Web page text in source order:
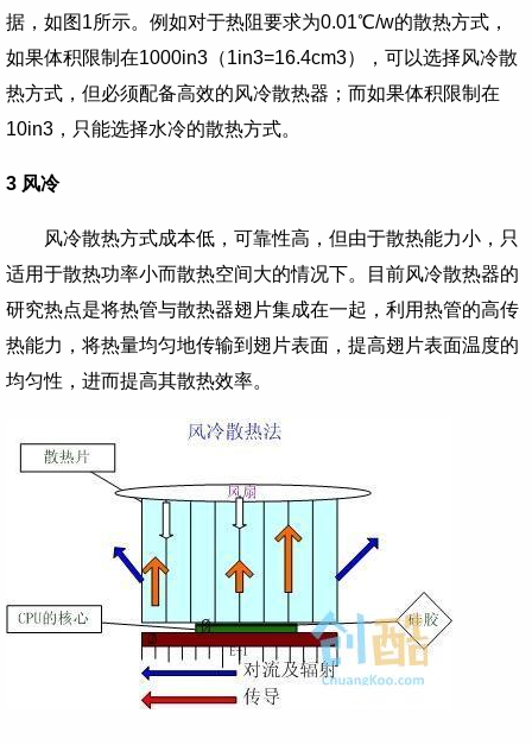
据，如图1所示。例如对于热阻要求为0.01℃/w的散热方式，
如果体积限制在1000in3 （1in3=16.4cm3），可以选择风冷散
热方式，但必须配备高效的风冷散热器；而如果体积限制在
10in3 ，只能选择水冷的散热方式。
3 风冷
风冷散热方式成本低，可靠性高，但由于散热能力小，只
适用于散热功率小而散热空间大的情况下。目前风冷散热器的
研究热点是将热管与散热器翅片集成在一起，利用热管的高传
热能力，将热量均匀地传输到翅片表面，提高翅片表面温度的
均匀性，进而提高其散热效率。